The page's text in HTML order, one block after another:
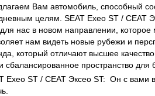
Вам автомобиль, способный
целям. SEAT Exeo ST / СЕАТ
нас в новом направлении,
нам видеть новые рубежи и
который отличают высшее
сбалансированное пространство для
Exeo ST / СЕАТ Эксео ST: Он с вами